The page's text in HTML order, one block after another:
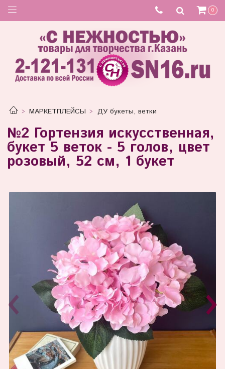
0
МАРКЕТПЛЕЙСЫ ДУ букеты, ветки
№2 Гортензия искусственная,
букет 5 веток - 5 голов, цвет
розовый, 52 см, 1 букет